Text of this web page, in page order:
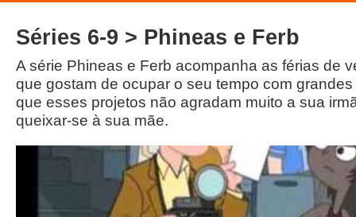
Séries 6-9 > Phineas e Ferb
A série Phineas e Ferb acompanha as férias de
que gostam de ocupar o seu tempo com
que esses projetos não agradam muito a sua
queixar-se à sua mãe.